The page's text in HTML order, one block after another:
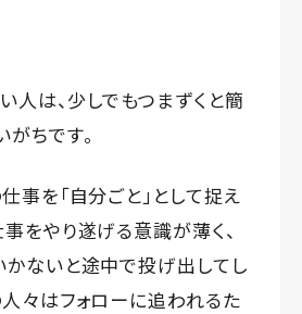
人は、少しでもつまずくと簡
ちです。
事を「自分ごと」として捉え
をやり遂げる意識が薄く、
かないと途中で投げ出してし
人々はフォローに追われるた